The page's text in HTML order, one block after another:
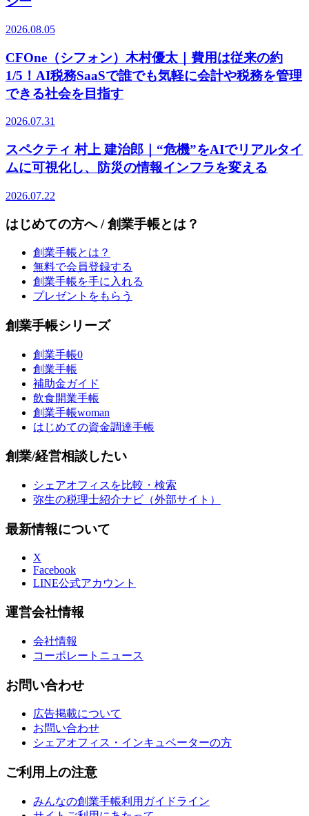
2026.08.05
CFOne（シフォン）木村優太｜費用は従来の約
1/5！AI税務SaaSで誰でも気軽に会計や税務を管理
できる社会を目指す
2026.07.31
スペクティ 村上 建治郎｜“危機”をAIでリアルタイ
ムに可視化し、防災の情報インフラを変える
2026.07.22
はじめての方へ / 創業手帳とは？
創業手帳とは？
無料で会員登録する
創業手帳を手に入れる
プレゼントをもらう
創業手帳シリーズ
創業手帳0
創業手帳
補助金ガイド
飲食開業手帳
創業手帳woman
はじめての資金調達手帳
創業/経営相談したい
シェアオフィスを比較・検索
弥生の税理士紹介ナビ（外部サイト）
最新情報について
X
Facebook
LINE公式アカウント
運営会社情報
会社情報
コーポレートニュース
お問い合わせ
広告掲載について
お問い合わせ
シェアオフィス・インキュベーターの方
ご利用上の注意
みんなの創業手帳利用ガイドライン